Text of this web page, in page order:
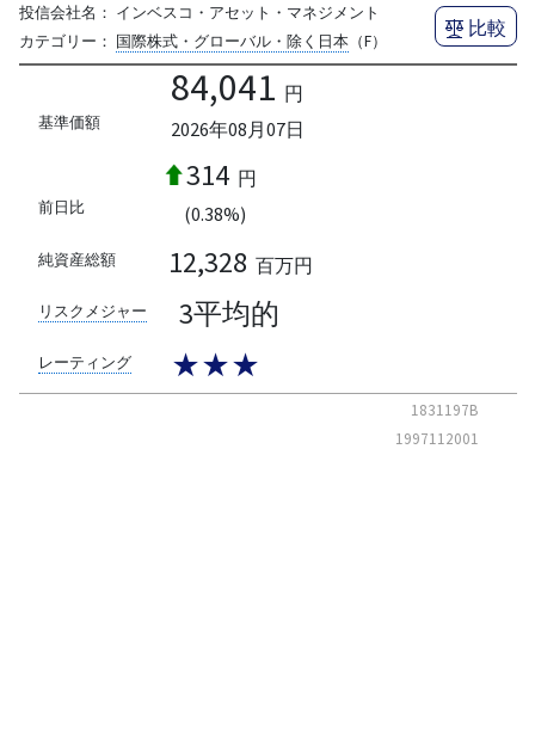
投信会社名： インベスコ・アセット・マネジメント
カテゴリー： 国際株式・グローバル・除く日本（F）
比較
基準価額
84,041 円
2026年08月07日
前日比
314 円
(0.38%)
純資産総額 12,328 百万円
リスクメジャー 3平均的
レーティング ★★★
1831197B
1997112001